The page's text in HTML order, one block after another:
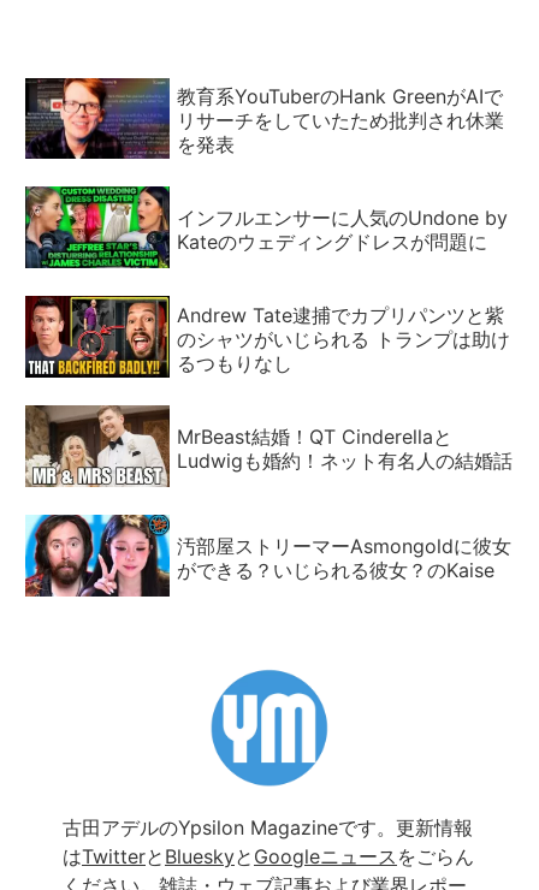
教育系YouTuberのHank GreenがAIで
リサーチをしていたため批判され休業
を発表
インフルエンサーに人気のUndone by
Kateのウェディングドレスが問題に
Andrew Tate逮捕でカプリパンツと紫
のシャツがいじられる トランプは助け
るつもりなし
MrBeast結婚！QT Cinderellaと
Ludwigも婚約！ネット有名人の結婚話
汚部屋ストリーマーAsmongoldに彼女
ができる？いじられる彼女？のKaise
古田アデルのYpsilon Magazineです。更新情報
はTwitterと Blueskyと Googleニュース をごらん
ください。雑誌・ウェブ記事および業界レポー